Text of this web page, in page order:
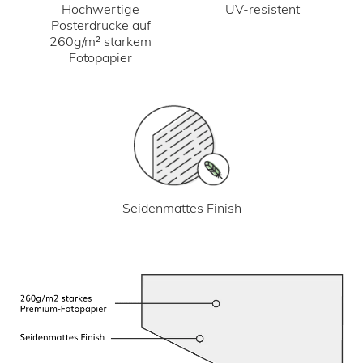
Hochwertige
Posterdrucke auf
260g/m² starkem
Fotopapier
UV-resistent
Seidenmattes Finish